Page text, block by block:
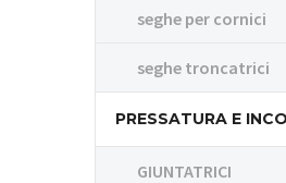
seghe per cornici
seghe troncatrici
PRESSATURA E
GIUNTATRICI